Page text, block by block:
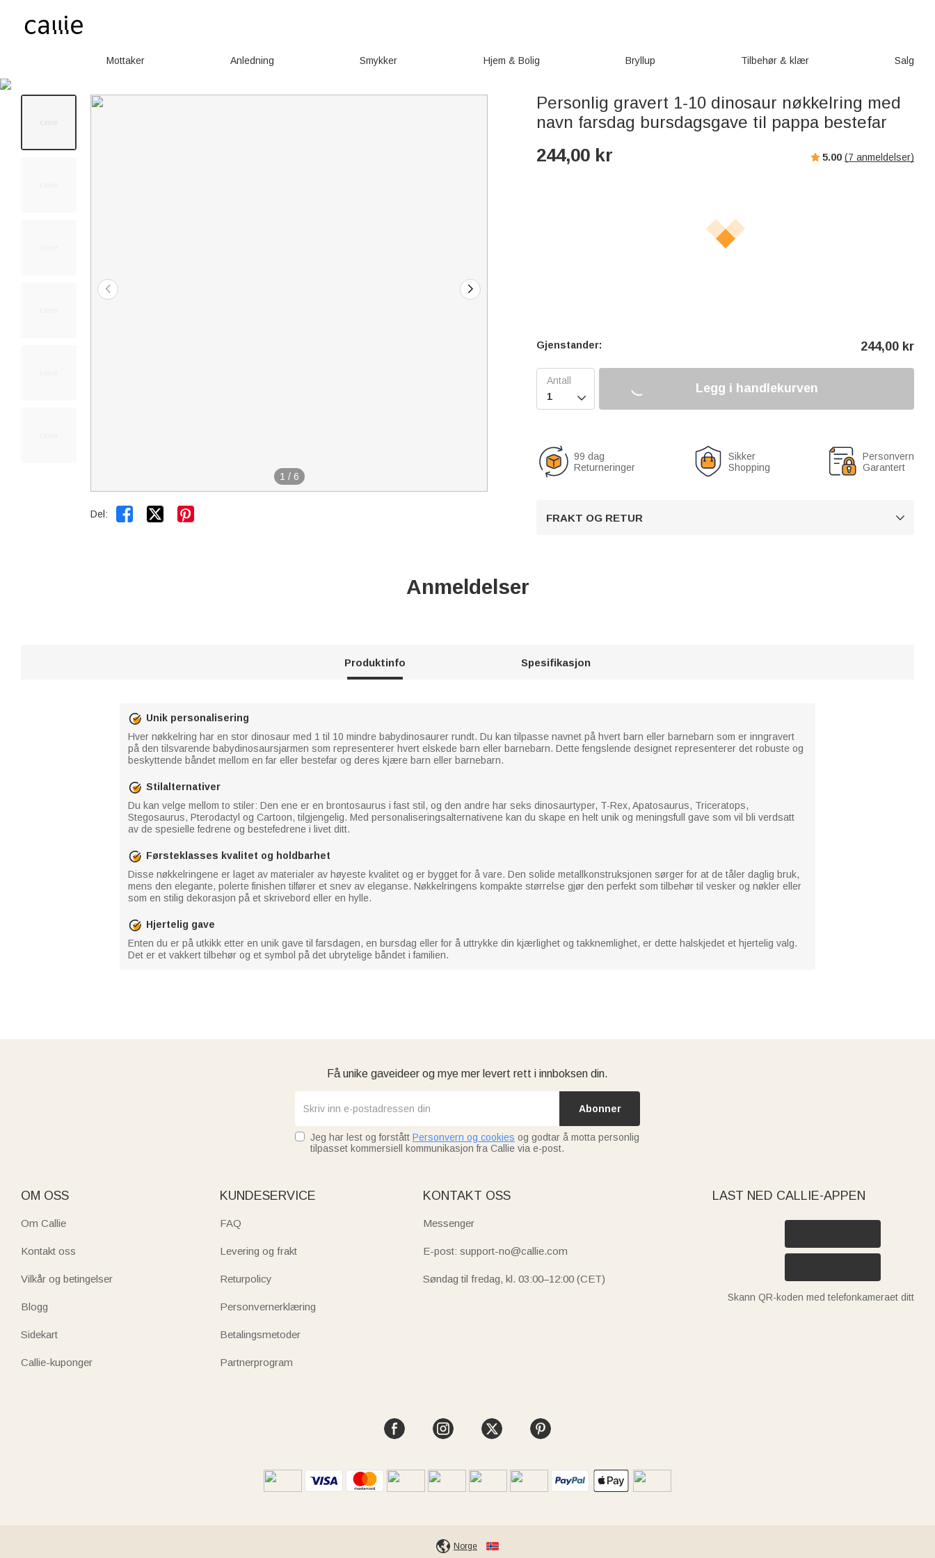
Mottaker Anledning Smykker Hjem & Bolig Bryllup Tilbehør & klær Salg
1 / 6
Del:  
Personlig gravert 1-10 dinosaur nøkkelring med
navn farsdag bursdagsgave til pappa bestefar
244,00 kr 5.00 (7 anmeldelser)
Gjenstander: 244,00 kr

Legg i handlekurven
99 dag
Returneringer
Sikker
Shopping
Personvern
Garantert
FRAKT OG RETUR 
Anmeldelser
Produktinfo Spesifikasjon
Unik personalisering
Hver nøkkelring har en stor dinosaur med 1 til 10 mindre babydinosaurer rundt. Du kan tilpasse navnet på hvert barn eller barnebarn som er inngravert
på den tilsvarende babydinosaursjarmen som representerer hvert elskede barn eller barnebarn. Dette fengslende designet representerer det robuste og
beskyttende båndet mellom en far eller bestefar og deres kjære barn eller barnebarn.
Stilalternativer
Du kan velge mellom to stiler: Den ene er en brontosaurus i fast stil, og den andre har seks dinosaurtyper, T-Rex, Apatosaurus, Triceratops,
Stegosaurus, Pterodactyl og Cartoon, tilgjengelig. Med personaliseringsalternativene kan du skape en helt unik og meningsfull gave som vil bli verdsatt
av de spesielle fedrene og bestefedrene i livet ditt.
Førsteklasses kvalitet og holdbarhet
Disse nøkkelringene er laget av materialer av høyeste kvalitet og er bygget for å vare. Den solide metallkonstruksjonen sørger for at de tåler daglig bruk,
mens den elegante, polerte finishen tilfører et snev av eleganse. Nøkkelringens kompakte størrelse gjør den perfekt som tilbehør til vesker og nøkler eller
som en stilig dekorasjon på et skrivebord eller en hylle.
Hjertelig gave
Enten du er på utkikk etter en unik gave til farsdagen, en bursdag eller for å uttrykke din kjærlighet og takknemlighet, er dette halskjedet et hjertelig valg.
Det er et vakkert tilbehør og et symbol på det ubrytelige båndet i familien.
Få unike gaveideer og mye mer levert rett i innboksen din.
Abonner
Jeg har lest og forstått Personvern og cookies og godtar å motta personlig
tilpasset kommersiell kommunikasjon fra Callie via e-post.
OM OSS
Om Callie
Kontakt oss
Vilkår og betingelser
Blogg
Sidekart
Callie-kuponger
KUNDESERVICE
FAQ
Levering og frakt
Returpolicy
Personvernerklæring
Betalingsmetoder
Partnerprogram
KONTAKT OSS
Messenger
E-post: support-no@callie.com
Søndag til fredag, kl. 03:00–12:00 (CET)
LAST NED CALLIE-APPEN
Skann QR-koden med telefonkameraet ditt
Norge